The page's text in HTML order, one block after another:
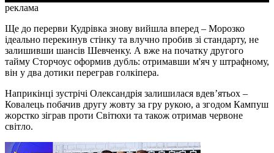
реклама
Ще до перерви Кудрівка знову вийшла вперед – Морозко
ідеально перекинув стінку та влучно пробив зі стандарту, не
залишивши шансів Шевченку. А вже на початку другого
тайму Сторчоус оформив дубль: отримавши м'яч у штрафному,
він у два дотики переграв голкіпера.
Наприкінці зустрічі Олександрія залишилася вдев’ятьох –
Ковалець побачив другу жовту за гру рукою, а згодом Кампуш
жорстко зіграв проти Світюхи та також отримав червоне
світло.